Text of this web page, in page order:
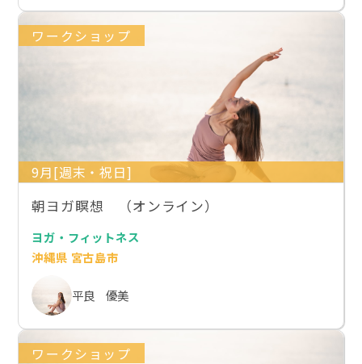
ワークショップ
9月[週末・祝日]
朝ヨガ瞑想 （オンライン）
ヨガ・フィットネス
沖縄県 宮古島市
平良 優美
ワークショップ